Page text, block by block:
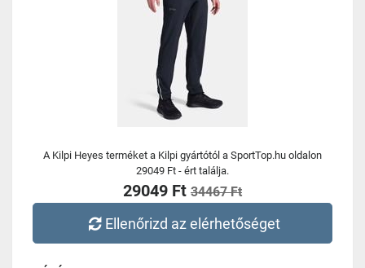
A Kilpi Heyes terméket a Kilpi gyártótól a SportTop.hu oldalon
29049 Ft - ért találja.
29049 Ft 34467 Ft
Ellenőrizd az elérhetőséget